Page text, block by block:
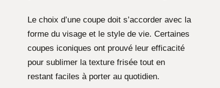
Le choix d’une coupe doit s’accorder avec la
forme du visage et le style de vie. Certaines
coupes iconiques ont prouvé leur efficacité
pour sublimer la texture frisée tout en
restant faciles à porter au quotidien.